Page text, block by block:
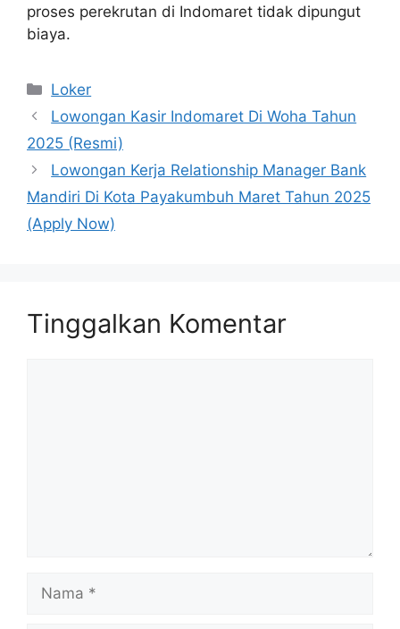
proses perekrutan di Indomaret tidak dipungut
biaya.
Kategori
Loker
Lowongan Kasir Indomaret Di Woha Tahun
2025 (Resmi)
Lowongan Kerja Relationship Manager Bank
Mandiri Di Kota Payakumbuh Maret Tahun 2025
(Apply Now)
Tinggalkan Komentar
Nama